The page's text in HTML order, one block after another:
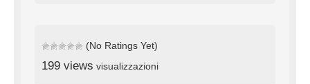
(No Ratings Yet)
199 views visualizzazioni